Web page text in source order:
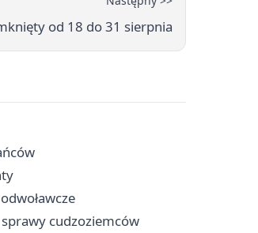
od 18 do 31 sierpnia
cudzoziemców